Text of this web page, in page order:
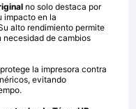
no solo destaca por
impacto en la
alto rendimiento permite
necesidad de cambios
la impresora contra
evitando